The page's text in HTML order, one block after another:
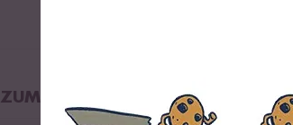
ZUM VERZIEREN